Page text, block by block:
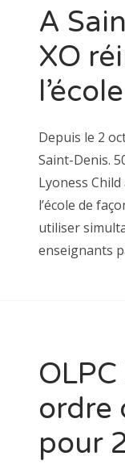
A
XO
l’école
Depuis le 2
Saint-Denis.
Lyoness
l’école de
utiliser
enseignants
ordre
pour